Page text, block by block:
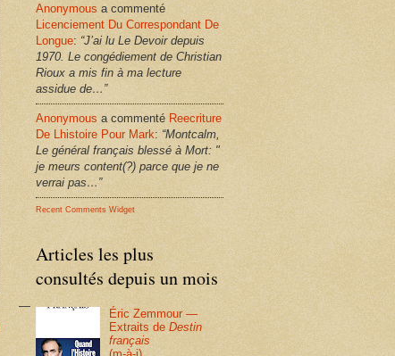
Anonymous a commenté
Licenciement Du Correspondant De
Longue: “J’ai lu Le Devoir depuis
1970. Le congédiement de Christian
Rioux a mis fin à ma lecture
assidue de…”
Anonymous a commenté Reecriture
De Lhistoire Pour Mark: “Montcalm,
Le général français blessé à Mort: "
je meurs content(?) parce que je ne
verrai pas…”
Recent Comments Widget
Articles les plus
consultés depuis un mois
Éric Zemmour —
Extraits deDestin
français